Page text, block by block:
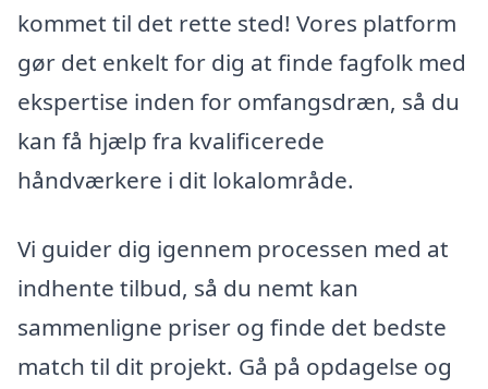
kommet til det rette sted! Vores platform
gør det enkelt for dig at finde fagfolk med
ekspertise inden for omfangsdræn, så du
kan få hjælp fra kvalificerede
håndværkere i dit lokalområde.
Vi guider dig igennem processen med at
indhente tilbud, så du nemt kan
sammenligne priser og finde det bedste
match til dit projekt. Gå på opdagelse og